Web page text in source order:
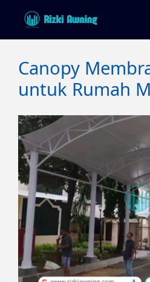
Canopy
untuk Rumah